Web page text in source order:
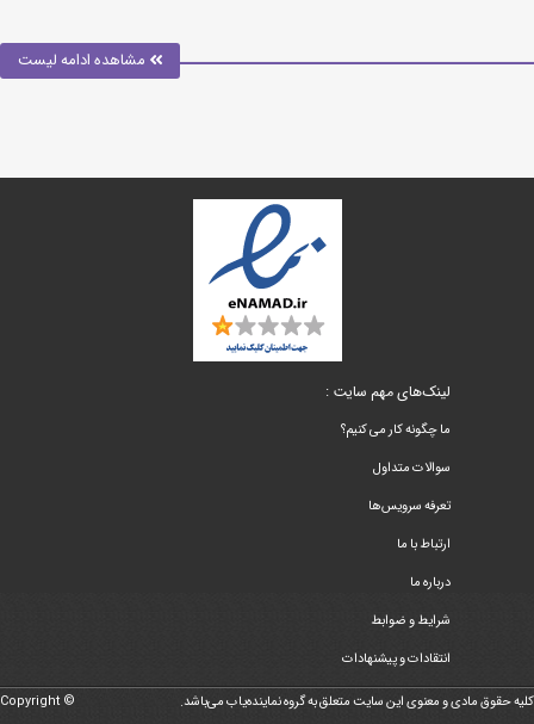
مشاهده ادامه لیست
لینک‌های مهم سایت :
ما چگونه کار می کنیم؟
سوالات متداول
تعرفه سرویس‌ها
ارتباط با ما
درباره ما
شرایط و ضوابط
انتقادات و پیشنهادات
کلیه حقوق مادی و معنوی این سایت متعلق به گروه نماینده‌یاب می‌باشد.
Copyright ©